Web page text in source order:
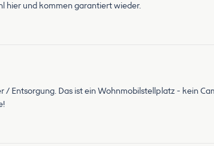
hier und kommen garantiert wieder.
Entsorgung. Das ist ein Wohnmobilstellplatz - kein